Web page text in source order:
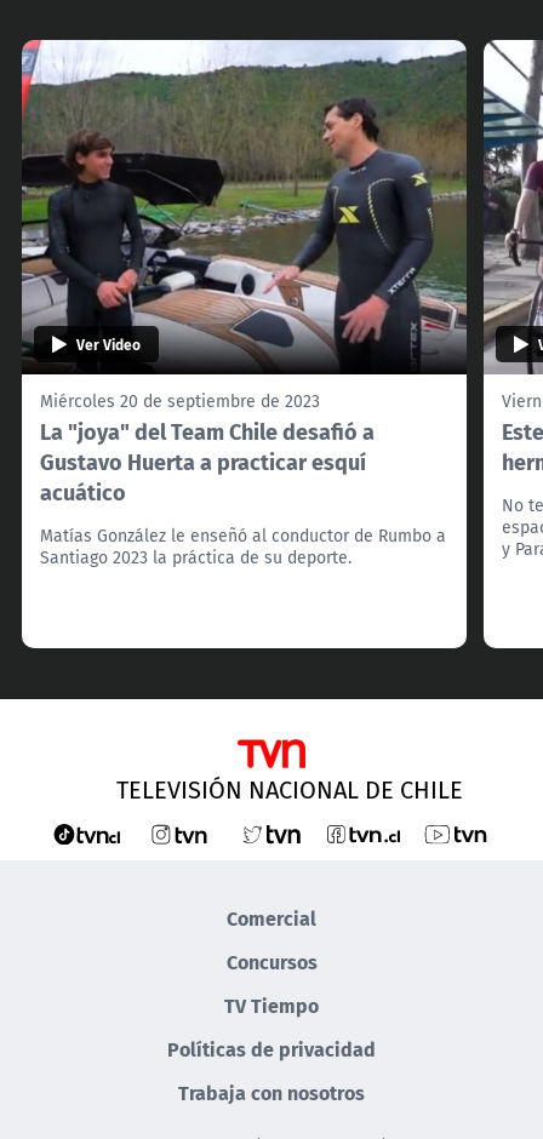
Ver Video
Miércoles 20 de septiembre de 2023
La "joya" del Team Chile desafió a
Gustavo Huerta a practicar esquí
acuático
Matías González le enseñó al conductor de Rumbo a
Santiago 2023 la práctica de su deporte.
No
y
TELEVISIÓN NACIONAL DE CHILE
Comercial
Concursos
TV Tiempo
Políticas de privacidad
Trabaja con nosotros